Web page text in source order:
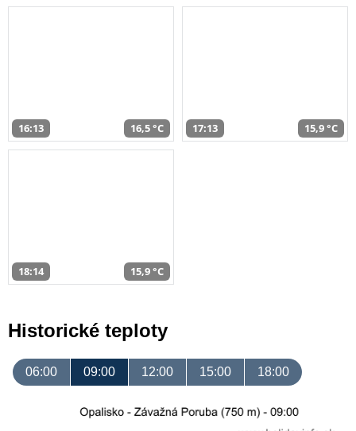
16:13 16,5 °C 17:13 15,9 °C
18:14 15,9 °C
Historické teploty
06:00 09:00 12:00 15:00 18:00